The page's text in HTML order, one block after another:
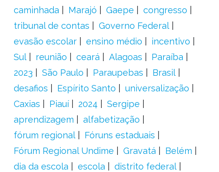
caminhada
Marajó Gaepe
congresso
tribunal de contas
Governo Federal
evasão escolar
ensino médio
incentivo
Sul
reunião ceará Alagoas
Paraíba
2023
São Paulo Paraupebas
Brasil
desafios
Espírito Santo
universalização
Caxias
Piauí 2024
Sergipe
aprendizagem
alfabetização
fórum regional
Fóruns estaduais
Fórum Regional Undime
Gravatá
Belém
dia da escola
escola
distrito federal